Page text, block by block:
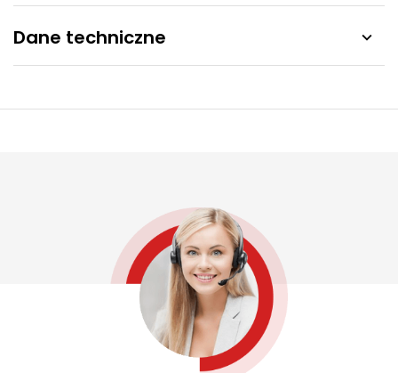
Dane techniczne 